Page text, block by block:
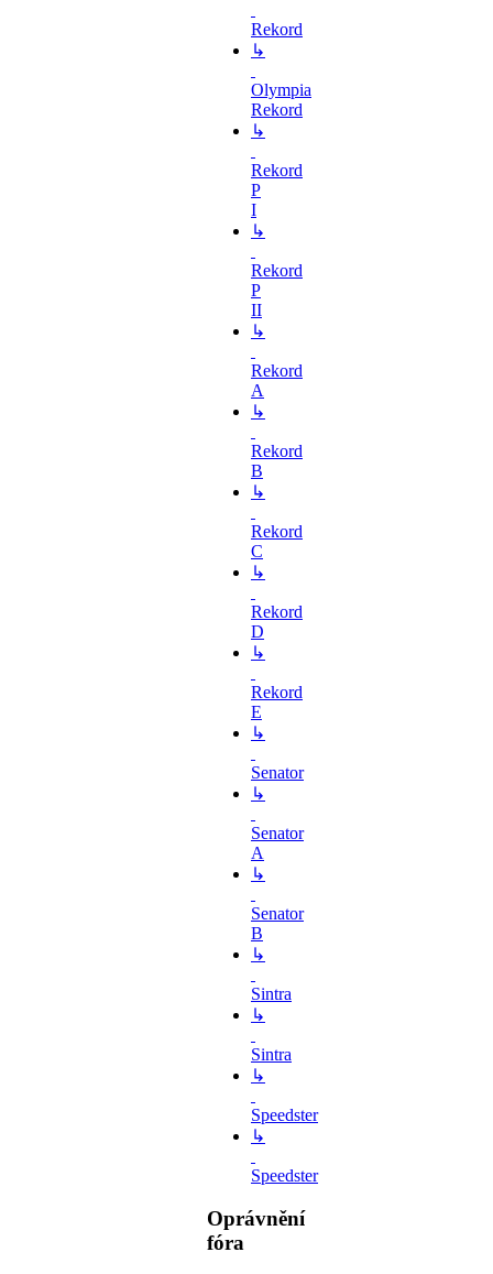
Rekord
↳
Olympia
Rekord
↳
Rekord
P
I
↳
Rekord
P
II
↳
Rekord
A
↳
Rekord
B
↳
Rekord
C
↳
Rekord
D
↳
Rekord
E
↳
Senator
↳
Senator
A
↳
Senator
B
↳
Sintra
↳
Sintra
↳
Speedster
↳
Speedster
Oprávnění
fóra